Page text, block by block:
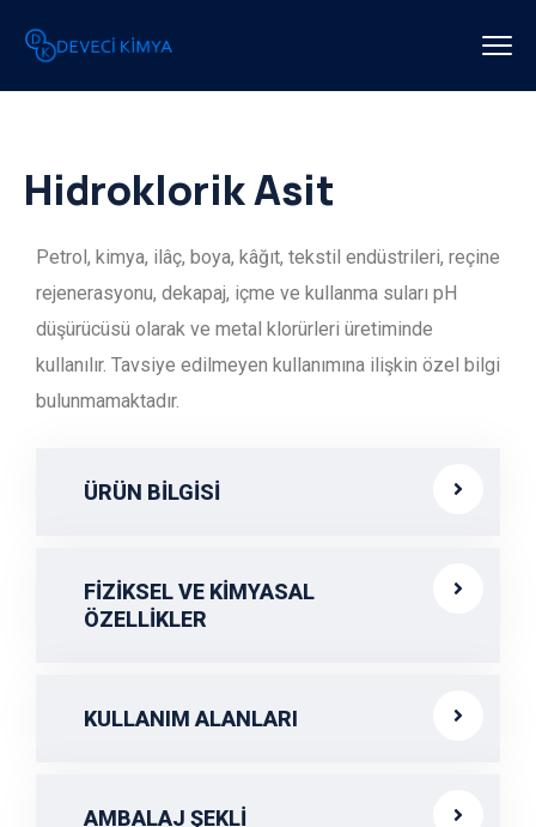
Hidroklorik Asit
Petrol, kimya, ilâç, boya, kâğıt, tekstil endüstrileri, reçine
rejenerasyonu, dekapaj, içme ve kullanma suları pH
düşürücüsü olarak ve metal klorürleri üretiminde
kullanılır. Tavsiye edilmeyen kullanımına ilişkin özel bilgi
bulunmamaktadır.
ÜRÜN BİLGİSİ
FİZİKSEL VE KİMYASAL
ÖZELLİKLER
KULLANIM ALANLARI
AMBALAJ ŞEKLİ